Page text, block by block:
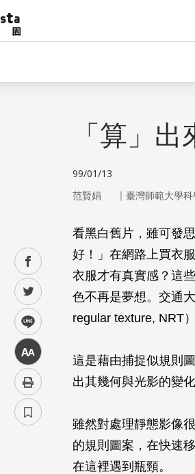
facebook
twitter
line
中
「算」
99/01/13
范賢娟 ｜ 臺灣師範大學
看黑白舊片，雖可發
好！」在網路上買衣
衣服才有真實感？這
色不再是夢想。交通
regular texture, NRT
這是藉由捕捉似規則
出其幾何與光影的變
雖然對處理靜態影像
的規則圖案，在快速
在這裡遇到瓶頸。